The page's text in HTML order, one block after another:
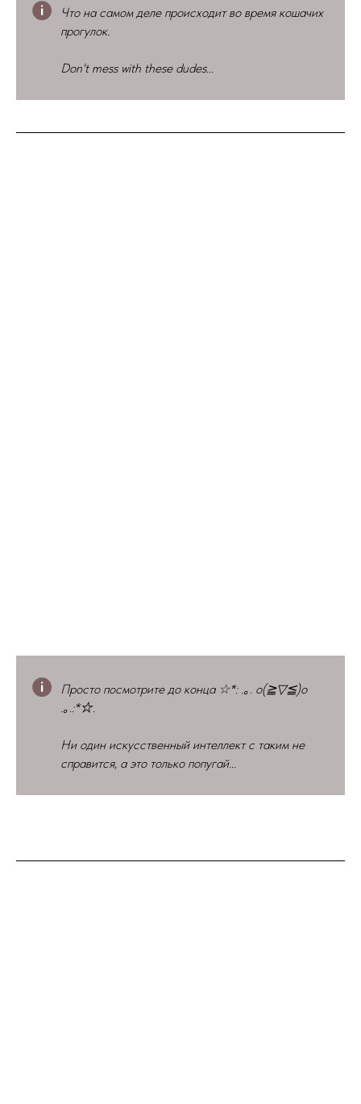
Что на самом деле происходит во время кошачих
прогулок.
Don't mess with these dudes...
Просто посмотрите до конца ☆*: .｡. o(≧▽≦)o
.｡.:*☆.
Ни один искусственный интеллект с таким не
справится, а это только попугай...